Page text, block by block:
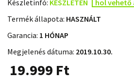
Készletinfó: KÉSZLETEN
hol vehető
Termék állapota: HASZNÁLT
Garancia: 1 HÓNAP
Megjelenés dátuma: 2019.10.30.
19.999 Ft